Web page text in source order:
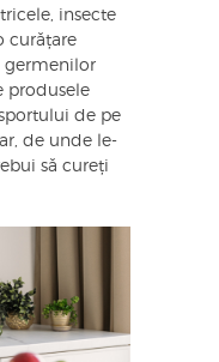
insecte
curățare
germenilor
produsele
de pe
de unde le-
să cureți